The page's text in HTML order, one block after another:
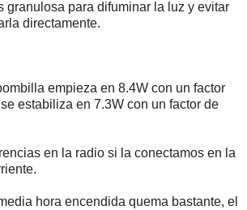
granulosa para difuminar la luz y evitar
directamente.
empieza en 8.4W con un factor
estabiliza en 7.3W con un factor de
en la radio si la conectamos en la
hora encendida quema bastante, el